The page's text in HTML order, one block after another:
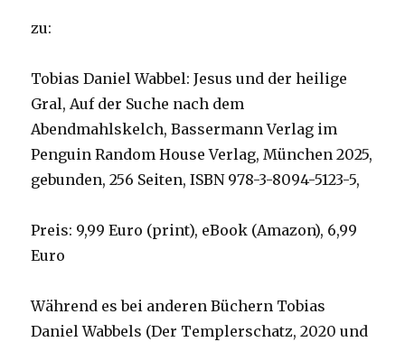
zu:
Tobias Daniel Wabbel: Jesus und der heilige
Gral, Auf der Suche nach dem
Abendmahlskelch, Bassermann Verlag im
Penguin Random House Verlag, München 2025,
gebunden, 256 Seiten, ISBN 978-3-8094-5123-5,
Preis: 9,99 Euro (print), eBook (Amazon), 6,99
Euro
Während es bei anderen Büchern Tobias
Daniel Wabbels (Der Templerschatz, 2020 und